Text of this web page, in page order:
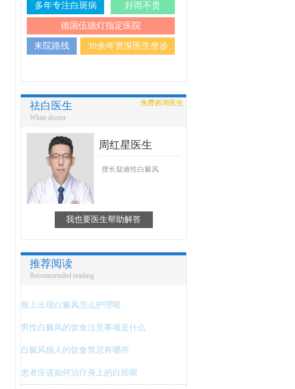
多年专注白斑病 好而不贵
德国伍德灯指定医院
来院路线 30余年资深医生坐诊
祛白医生
White doctor
免费咨询医生
周红星医生
擅长疑难性白癜风
我也要医生帮助解答
推荐阅读
Recommended reading
脸上出现白癜风怎么护理呢
男性白癜风的饮食注意事项是什么
白癜风病人的饮食禁忌有哪些
患者应该如何治疗身上的白斑呢